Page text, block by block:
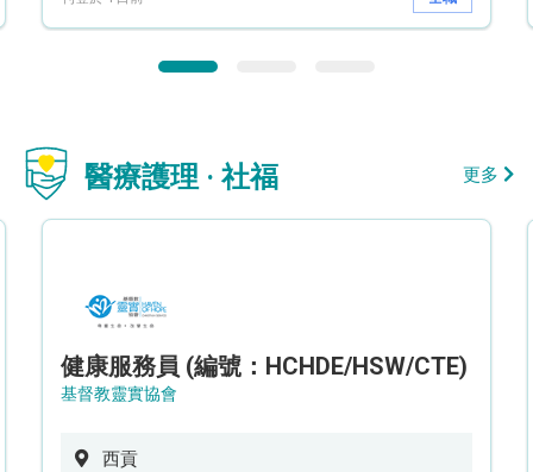
醫療護理 · 社福 更多
健康服務員 (編號：HCHDE/HSW/CTE)
基督教靈實協會
西貢